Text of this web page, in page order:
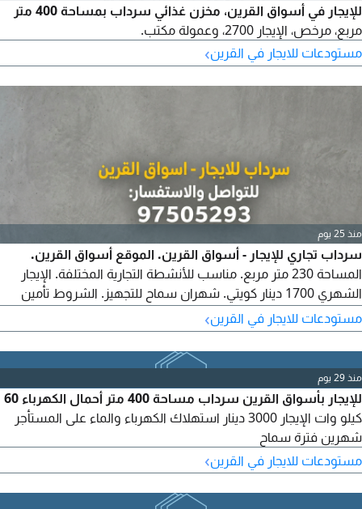
للإيجار في أسواق القرين، مخزن غذائي سرداب بمساحة 400 متر
مربع، مرخص، الإيجار 2700، وعمولة مكتب.
مستودعات للايجار في القرين›
منذ 25 يوم
سرداب تجاري للإيجار - أسواق القرين. الموقع أسواق القرين.
المساحة 230 متر مربع. مناسب للأنشطة التجارية المختلفة. الإيجار
الشهري 1700 دينار كويتي. شهران سماح للتجهيز. الشروط تأمين
نصف شهر إيجار - عمولة المكتب نصف شهر إيجار. للاستفسار
والتواصل
مستودعات للايجار في القرين›
منذ 29 يوم
للإيجار بأسواق القرين سرداب مساحة 400 متر أحمال الكهرباء 60
كيلو وات الإيجار 3000 دينار استهلاك الكهرباء والماء على المستأجر
شهرين فترة سماح
مستودعات للايجار في القرين›